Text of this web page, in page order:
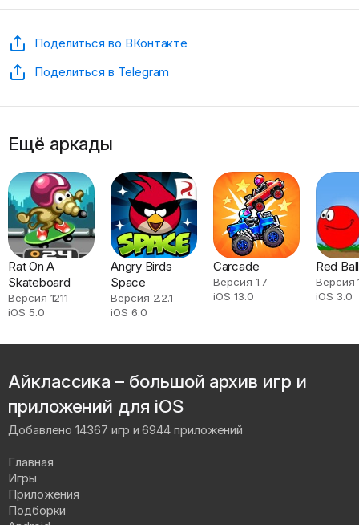
Поделиться во ВКонтакте
Поделиться в Telegram
Ещё аркады
Rat On A
Skateboard
Версия 1211
iOS 5.0
Angry Birds
Space
Версия 2.2.1
iOS 6.0
Carcade
Версия 1.7
iOS 13.0
Red
Версия
iOS 3.0
Айклассика – большой архив игр и
приложений для iOS
Добавлено 14367 игр и 6944 приложений
Главная
Игры
Приложения
Подборки